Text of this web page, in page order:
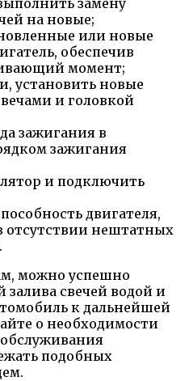
на новые;
или новые
обеспечив
момент;
установить новые
и головкой
зажигания в
зажигания
и подключить
двигателя,
отсутствии нештатных
можно успешно
залива свечей водой и
к дальнейшей
о необходимости
подобных